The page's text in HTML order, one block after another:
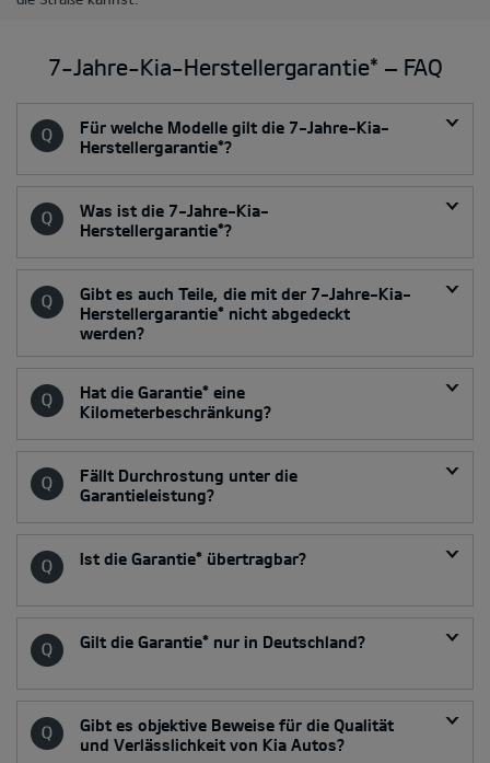
7-Jahre-Kia-Herstellergarantie* ‒ FAQ
Für welche Modelle gilt die 7-Jahre-Kia-
Herstellergarantie*?
Was ist die 7-Jahre-Kia-
Herstellergarantie*?
Gibt es auch Teile, die mit der 7-Jahre-Kia-
Herstellergarantie* nicht abgedeckt
werden?
Hat die Garantie* eine
Kilometerbeschränkung?
Fällt Durchrostung unter die
Garantieleistung?
Ist die Garantie* übertragbar?
Gilt die Garantie* nur in Deutschland?
Gibt es objektive Beweise für die Qualität
und Verlässlichkeit von Kia Autos?